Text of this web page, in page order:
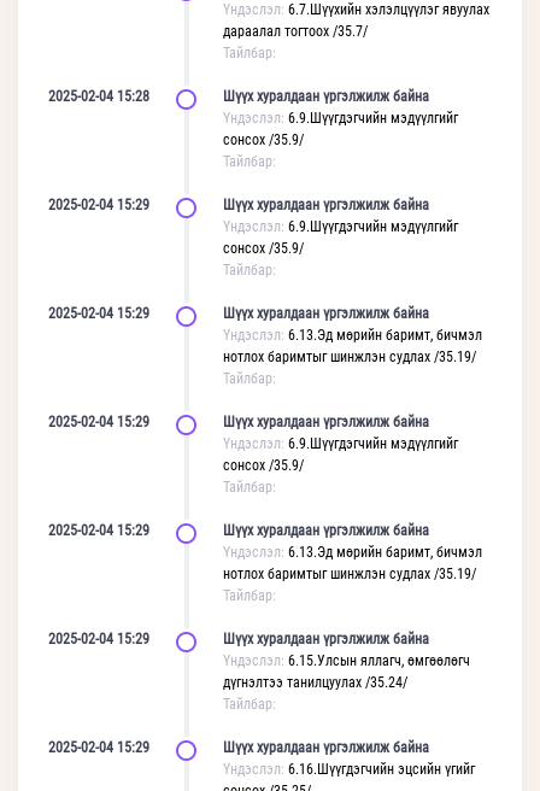
Үндэслэл: 6.7.Шүүхийн хэлэлцүүлэг явуулах
дараалал тогтоох /35.7/
Тайлбар:
2025-02-04 15:28
Шүүх хуралдаан үргэлжилж байна
Үндэслэл: 6.9.Шүүгдэгчийн мэдүүлгийг
сонсох /35.9/
Тайлбар:
2025-02-04 15:29
Шүүх хуралдаан үргэлжилж байна
Үндэслэл: 6.9.Шүүгдэгчийн мэдүүлгийг
сонсох /35.9/
Тайлбар:
2025-02-04 15:29
Шүүх хуралдаан үргэлжилж байна
Үндэслэл: 6.13.Эд мөрийн баримт, бичмэл
нотлох баримтыг шинжлэн судлах /35.19/
Тайлбар:
2025-02-04 15:29
Шүүх хуралдаан үргэлжилж байна
Үндэслэл: 6.9.Шүүгдэгчийн мэдүүлгийг
сонсох /35.9/
Тайлбар:
2025-02-04 15:29
Шүүх хуралдаан үргэлжилж байна
Үндэслэл: 6.13.Эд мөрийн баримт, бичмэл
нотлох баримтыг шинжлэн судлах /35.19/
Тайлбар:
2025-02-04 15:29
Шүүх хуралдаан үргэлжилж байна
Үндэслэл: 6.15.Улсын яллагч, өмгөөлөгч
дүгнэлтээ танилцуулах /35.24/
Тайлбар:
2025-02-04 15:29
Шүүх хуралдаан үргэлжилж байна
Үндэслэл: 6.16.Шүүгдэгчийн эцсийн үгийг